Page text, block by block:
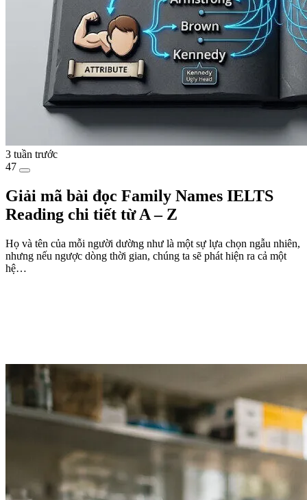
3 tuần trước
47
Giải mã bài đọc Family Names IELTS
Reading chi tiết từ A – Z
Họ và tên của mỗi người dường như là một sự lựa chọn ngẫu nhiên,
nhưng nếu ngược dòng thời gian, chúng ta sẽ phát hiện ra cả một
hệ…